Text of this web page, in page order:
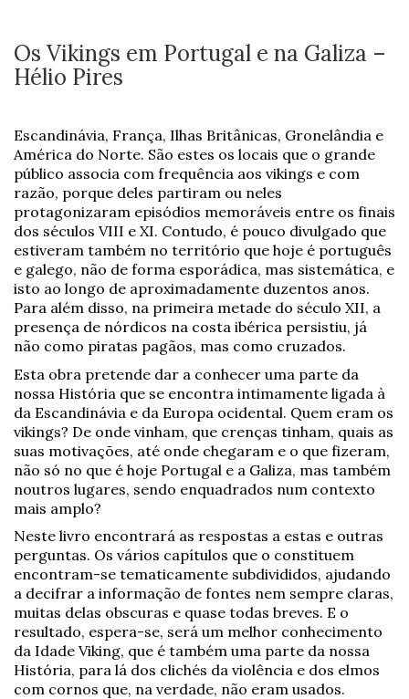
Os Vikings em Portugal e na Galiza –
Hélio Pires
Escandinávia, França, Ilhas Britânicas, Gronelândia e
América do Norte. São estes os locais que o grande
público associa com frequência aos vikings e com
razão, porque deles partiram ou neles
protagonizaram episódios memoráveis entre os finais
dos séculos VIII e XI. Contudo, é pouco divulgado que
estiveram também no território que hoje é português
e galego, não de forma esporádica, mas sistemática, e
isto ao longo de aproximadamente duzentos anos.
Para além disso, na primeira metade do século XII, a
presença de nórdicos na costa ibérica persistiu, já
não como piratas pagãos, mas como cruzados.
Esta obra pretende dar a conhecer uma parte da
nossa História que se encontra intimamente ligada à
da Escandinávia e da Europa ocidental. Quem eram os
vikings? De onde vinham, que crenças tinham, quais as
suas motivações, até onde chegaram e o que fizeram,
não só no que é hoje Portugal e a Galiza, mas também
noutros lugares, sendo enquadrados num contexto
mais amplo?
Neste livro encontrará as respostas a estas e outras
perguntas. Os vários capítulos que o constituem
encontram-se tematicamente subdivididos, ajudando
a decifrar a informação de fontes nem sempre claras,
muitas delas obscuras e quase todas breves. E o
resultado, espera-se, será um melhor conhecimento
da Idade Viking, que é também uma parte da nossa
História, para lá dos clichés da violência e dos elmos
com cornos que, na verdade, não eram usados.